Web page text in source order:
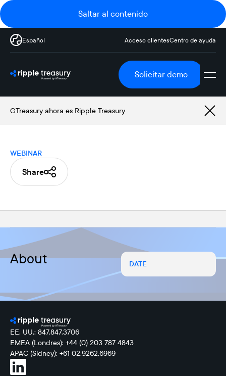
Saltar al contenido
Español Acceso clientesCentro de ayuda
Solicitar demo
GTreasury ahora es Ripple Treasury
WEBINAR
Share
About DATE
EE. UU.: 847.847.3706
EMEA (Londres): +44 (0) 203 787 4843
APAC (Sídney): +61 02.9262.6969